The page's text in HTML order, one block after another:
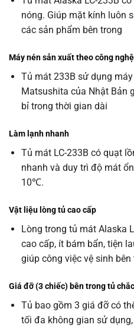
nóng. Giúp mặt kính luôn
các sản phẩm bên trong
Máy nén sản xuất theo công
Tủ mát 233B sử dụng
Matsushita của Nhật Bản
bỉ trong thời gian dài
Làm lạnh nhanh
Tủ mát LC-233B có quạt
nhanh và duy trì độ mát
10℃.
Vật liệu lòng tủ cao cấp
Lòng trong tủ mát Alaska
cao cấp, ít bám bẩn, tiện
giúp công việc vệ sinh
Giá đỡ (3 chiếc) bên trong tủ
Tủ bao gồm 3 giá đỡ có
tối đa không gian sử